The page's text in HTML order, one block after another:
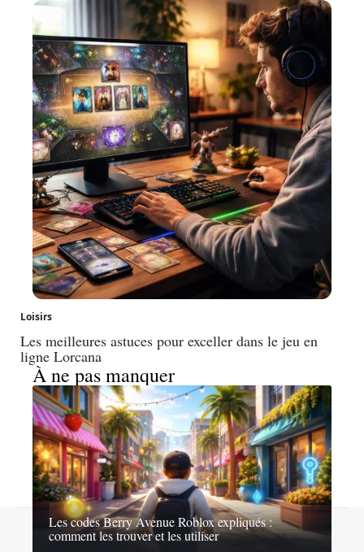
Loisirs
Les meilleures astuces pour exceller dans le jeu en
ligne Lorcana
À ne pas manquer
Les codes Berry Avenue Roblox expliqués :
comment les trouver et les utiliser
Contact Mentions légales Sitemap